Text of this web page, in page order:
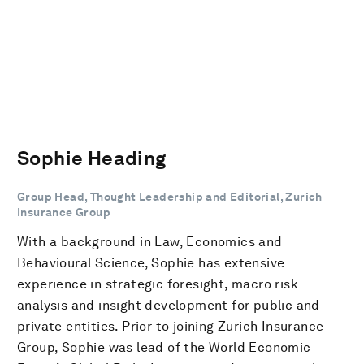
Sophie Heading
Group Head, Thought Leadership and Editorial, Zurich
Insurance Group
With a background in Law, Economics and
Behavioural Science, Sophie has extensive
experience in strategic foresight, macro risk
analysis and insight development for public and
private entities. Prior to joining Zurich Insurance
Group, Sophie was lead of the World Economic